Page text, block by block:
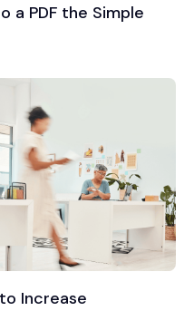
a PDF the Simple
Increase